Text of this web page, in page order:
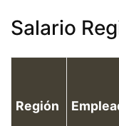
Salario
Región